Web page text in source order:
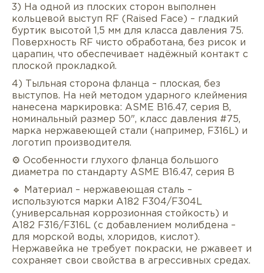
3) На одной из плоских сторон выполнен
кольцевой выступ RF (Raised Face) – гладкий
буртик высотой 1,5 мм для класса давления 75.
Поверхность RF чисто обработана, без рисок и
царапин, что обеспечивает надёжный контакт с
плоской прокладкой.
4) Тыльная сторона фланца – плоская, без
выступов. На ней методом ударного клеймения
нанесена маркировка: ASME B16.47, серия B,
номинальный размер 50", класс давления #75,
марка нержавеющей стали (например, F316L) и
логотип производителя.
⚙️ Особенности глухого фланца большого
диаметра по стандарту ASME B16.47, серия B
🔹 Материал – нержавеющая сталь –
используются марки A182 F304/F304L
(универсальная коррозионная стойкость) и
A182 F316/F316L (с добавлением молибдена –
для морской воды, хлоридов, кислот).
Нержавейка не требует покраски, не ржавеет и
сохраняет свои свойства в агрессивных средах.